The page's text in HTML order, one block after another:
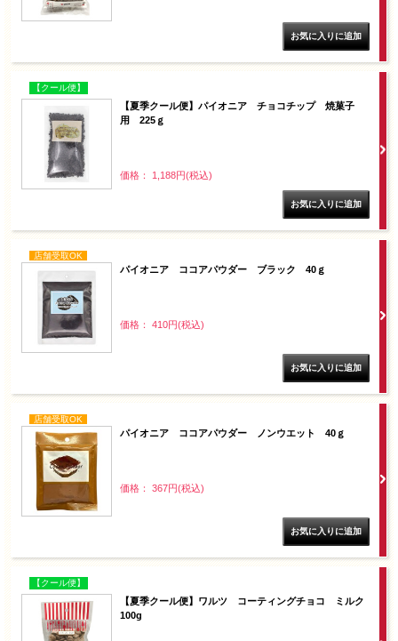
【クール便】
【夏季クール便】パイオニア チョコチップ 焼菓子
用 225ｇ
価格： 1,188円(税込)
店舗受取OK
パイオニア ココアパウダー ブラック 40ｇ
価格： 410円(税込)
店舗受取OK
パイオニア ココアパウダー ノンウエット 40ｇ
価格： 367円(税込)
【クール便】
【夏季クール便】ワルツ コーティングチョコ ミルク
100g